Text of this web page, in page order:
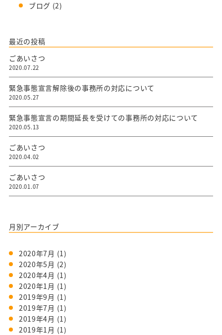
ブログ (2)
最近の投稿
ごあいさつ
2020.07.22
緊急事態宣言解除後の事務所の対応について
2020.05.27
緊急事態宣言の期間延長を受けての事務所の対応について
2020.05.13
ごあいさつ
2020.04.02
ごあいさつ
2020.01.07
月別アーカイブ
2020年7月 (1)
2020年5月 (2)
2020年4月 (1)
2020年1月 (1)
2019年9月 (1)
2019年7月 (1)
2019年4月 (1)
2019年1月 (1)